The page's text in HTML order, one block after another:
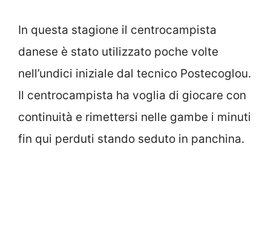
In questa stagione il centrocampista
danese è stato utilizzato poche volte
nell’undici iniziale dal tecnico Postecoglou.
Il centrocampista ha voglia di giocare con
continuità e rimettersi nelle gambe i minuti
fin qui perduti stando seduto in panchina.